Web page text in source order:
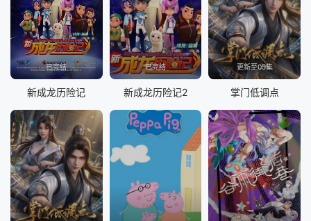
已完结
新成龙历险记
已完结
新成龙历险记2
更新至05集
掌门低调点